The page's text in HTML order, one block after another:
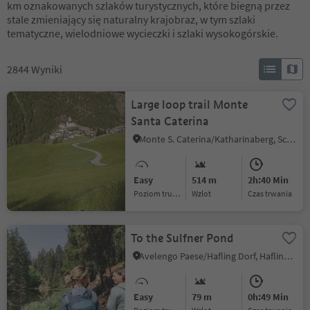
km oznakowanych szlaków turystycznych, które biegną przez
stale zmieniający się naturalny krajobraz, w tym szlaki
tematyczne, wielodniowe wycieczki i szlaki wysokogórskie.
2844Wyniki
Large loop trail Monte
Santa Caterina
Monte S. Caterina/Katharinaberg, Schnals/Senales, Vinschgau/Val Venosta
Easy
Poziom trudności
514 m
Wzlot
2h:40 Min
czas trwania
To the Sulfner Pond
Avelengo Paese/Hafling Dorf, Hafling/Avelengo, Meran/Merano and environs
Easy 79 m 0h:49 Min